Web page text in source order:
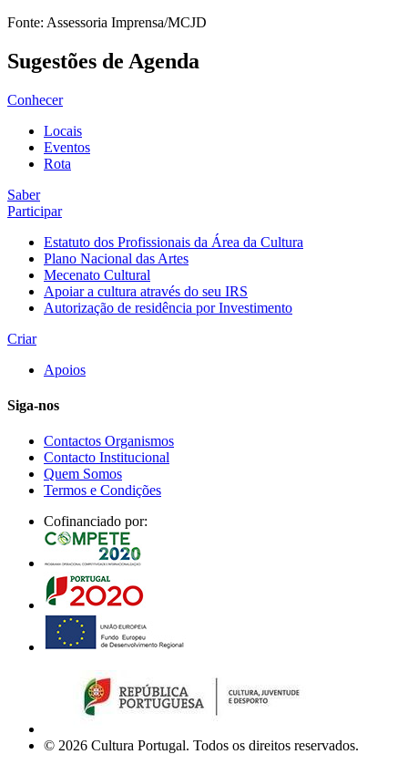
Fonte: Assessoria Imprensa/MCJD
Sugestões de Agenda
Conhecer
Locais
Eventos
Rota
Saber
Participar
Estatuto dos Profissionais da Área da Cultura
Plano Nacional das Artes
Mecenato Cultural
Apoiar a cultura através do seu IRS
Autorização de residência por Investimento
Criar
Apoios
Siga-nos
Contactos Organismos
Contacto Institucional
Quem Somos
Termos e Condições
Cofinanciado por:
© 2026 Cultura Portugal. Todos os direitos reservados.